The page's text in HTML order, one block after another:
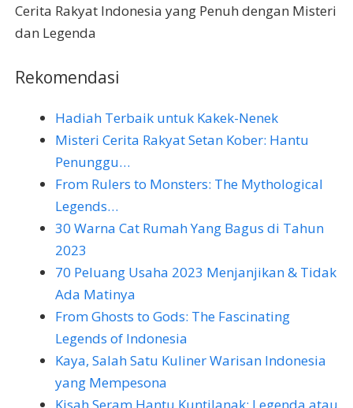
Cerita Rakyat Indonesia yang Penuh dengan Misteri
dan Legenda
Rekomendasi
Hadiah Terbaik untuk Kakek-Nenek
Misteri Cerita Rakyat Setan Kober: Hantu
Penunggu…
From Rulers to Monsters: The Mythological
Legends…
30 Warna Cat Rumah Yang Bagus di Tahun
2023
70 Peluang Usaha 2023 Menjanjikan & Tidak
Ada Matinya
From Ghosts to Gods: The Fascinating
Legends of Indonesia
Kaya, Salah Satu Kuliner Warisan Indonesia
yang Mempesona